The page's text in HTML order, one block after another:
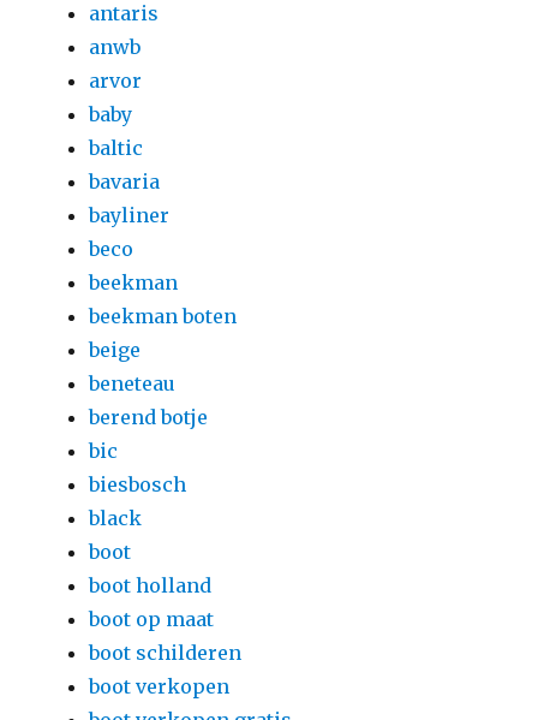
antaris
anwb
arvor
baby
baltic
bavaria
bayliner
beco
beekman
beekman boten
beige
beneteau
berend botje
bic
biesbosch
black
boot
boot holland
boot op maat
boot schilderen
boot verkopen